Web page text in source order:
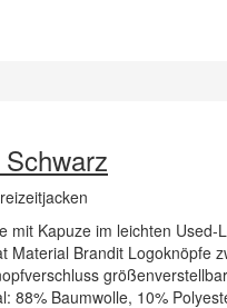
mit Kapuze im leichten Used-
Material Brandit Logoknöpfe
88% Baumwolle, 10%